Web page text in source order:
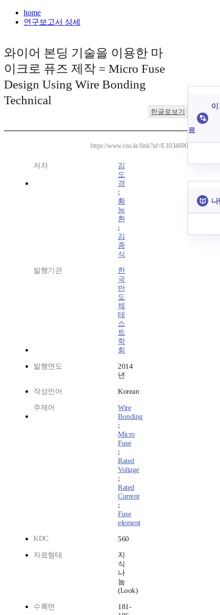
home
연구보고서 상세
와이어 본딩 기술을 이용한 마
이크로 퓨즈 제작 = Micro Fuse
Design Using Wire Bonding
Technical
한글로보기
https://www.riss.kr/link?id=E1034690
저자
김
도
경
;
황
능
환
;
김
종
식
발행기관
한
국
반
도
체
테
스
트
학
회
발행연도
2014
년
작성언어 Korean
주제어
Wire
Bonding
;
Micro
Fuse
;
Rated
Voltage
;
Rated
Current
;
Fuse
element
KDC
560
자료형태
지
식
나
눔
(Look)
수록면
181-
이
료
나